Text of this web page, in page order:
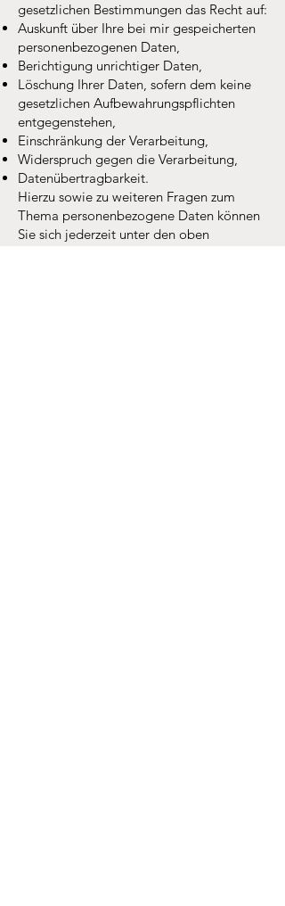
gesetzlichen Bestimmungen das Recht auf:
Auskunft über Ihre bei mir gespeicherten
personenbezogenen Daten,
Berichtigung unrichtiger Daten,
Löschung Ihrer Daten, sofern dem keine
gesetzlichen Aufbewahrungspflichten
entgegenstehen,
Einschränkung der Verarbeitung,
Widerspruch gegen die Verarbeitung,
Datenübertragbarkeit.
Hierzu sowie zu weiteren Fragen zum
Thema personenbezogene Daten können
Sie sich jederzeit unter den oben